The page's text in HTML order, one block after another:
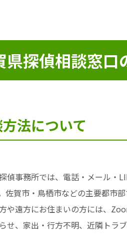
県探偵相談窓口
法について
偵事務所では、電話・メール・
佐賀市・鳥栖市などの主要都市
や遠方にお住まいの方には、
せ、家出・行方不明、近隣トラ